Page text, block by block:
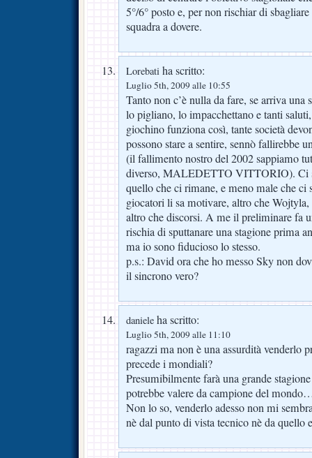
5°/6° posto e, per non rischiar di
squadra a dovere.
Lorebati ha scritto:
Luglio 5th, 2009 alle 10:55
Tanto non c’è nulla da fare, se arriva
lo pigliano, lo impacchettano e tanti
giochino funziona così, tante società
possono stare a sentire, sennò fallirebbe
(il fallimento nostro del 2002 sappiamo
diverso, MALEDETTO VITTORIO). Ci
quello che ci rimane, e meno male che ci
giocatori li sa motivare, altro che
altro che discorsi. A me il preliminare fa
rischia di sputtanare una stagione prima
ma io sono fiducioso lo stesso.
p.s.: David ora che ho messo Sky non
il sincrono vero?
daniele ha scritto:
Luglio 5th, 2009 alle 11:10
ragazzi ma non è una assurdità venderlo
precede i mondiali?
Presumibilmente farà una grande
potrebbe valere da campione del
Non lo so, venderlo adesso non mi
nè dal punto di vista tecnico nè da quello